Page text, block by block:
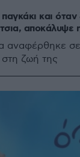
και
αποκάλυψε
αναφέρθηκε
στη ζωή της